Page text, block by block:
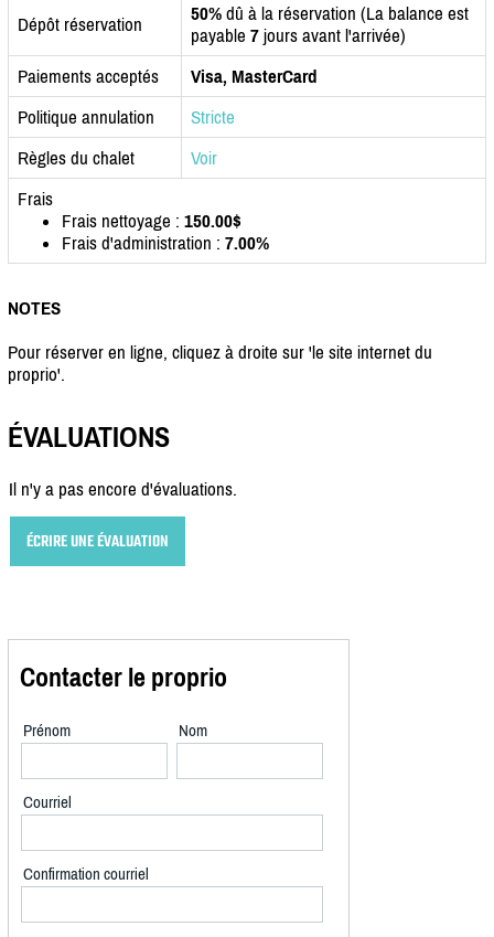
Dépôt réservation 50% dû à la réservation (La balance est
payable 7 jours avant l'arrivée)
Paiements acceptés
Visa, MasterCard
Politique annulation
Stricte
Règles du chalet
Voir
Frais
Frais nettoyage : 150.00$
Frais d'administration : 7.00%
NOTES
Pour réserver en ligne, cliquez à droite sur 'le site internet du
proprio'.
ÉVALUATIONS
Il n'y a pas encore d'évaluations.
ÉCRIRE UNE ÉVALUATION
Contacter le proprio
Prénom Nom
Courriel
Confirmation courriel